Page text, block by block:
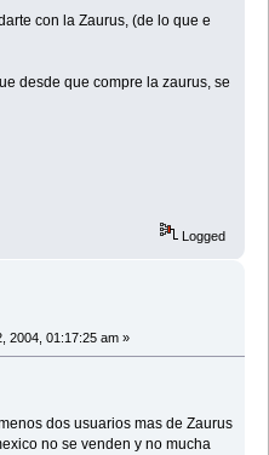
con la Zaurus, (de lo que e
desde que compre la zaurus, se
Logged
2004, 01:17:25 am »
dos usuarios mas de Zaurus
no se venden y no mucha